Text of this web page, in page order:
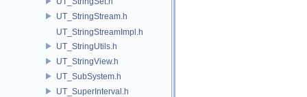
UT_StringStream.h
UT_StringStreamImpl.h
UT_StringUtils.h
UT_StringView.h
UT_SubSystem.h
UT_SuperInterval.h